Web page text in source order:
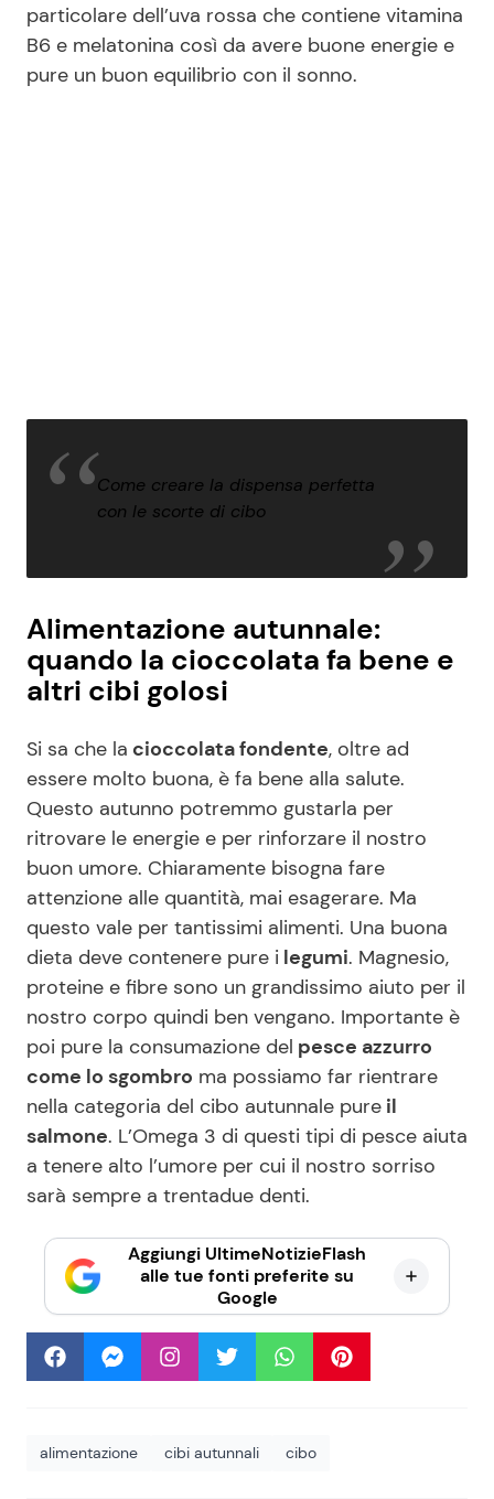
particolare dell’uva rossa che contiene vitamina
B6 e melatonina così da avere buone energie e
pure un buon equilibrio con il sonno.
Come creare la dispensa perfetta
con le scorte di cibo
Alimentazione autunnale:
quando la cioccolata fa bene e
altri cibi golosi
Si sa che la cioccolata fondente, oltre ad
essere molto buona, è fa bene alla salute.
Questo autunno potremmo gustarla per
ritrovare le energie e per rinforzare il nostro
buon umore. Chiaramente bisogna fare
attenzione alle quantità, mai esagerare. Ma
questo vale per tantissimi alimenti. Una buona
dieta deve contenere pure i legumi. Magnesio,
proteine e fibre sono un grandissimo aiuto per il
nostro corpo quindi ben vengano. Importante è
poi pure la consumazione del pesce azzurro
come lo sgombro ma possiamo far rientrare
nella categoria del cibo autunnale pure il
salmone. L’Omega 3 di questi tipi di pesce aiuta
a tenere alto l’umore per cui il nostro sorriso
sarà sempre a trentadue denti.
Aggiungi UltimeNotizieFlash
alle tue fonti preferite su
Google
alimentazione cibi autunnali cibo